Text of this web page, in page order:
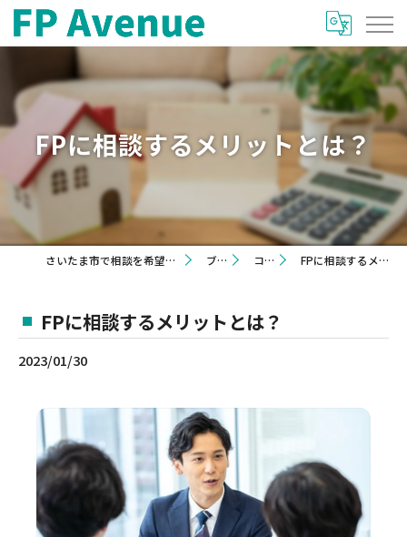
FPに相談するメリットとは？
さいたま市で相談を希望するならFP Avenue ブログ コラム FPに相談するメリットとは？
FPに相談するメリットとは？
2023/01/30